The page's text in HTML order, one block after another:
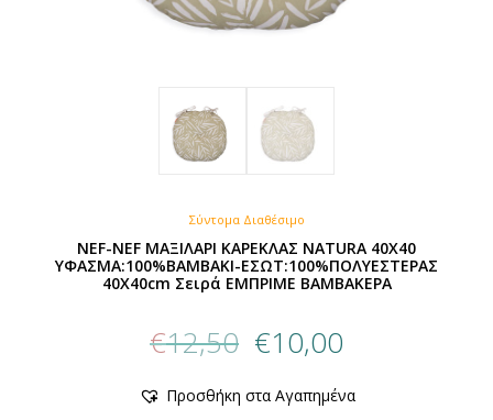
Σύντομα Διαθέσιμο
NEF-NEF ΜΑΞΙΛΑΡΙ ΚΑΡΕΚΛΑΣ NATURA 40X40
ΥΦΑΣΜΑ:100%ΒΑΜΒΑΚΙ-ΕΣΩΤ:100%ΠΟΛΥΕΣΤΕΡΑΣ
40X40cm Σειρά ΕΜΠΡΙΜΕ ΒΑΜΒΑΚΕΡΑ
€12,50
price
€12,50.
€10,00
είναι:
Προσθήκη στα Αγαπημένα